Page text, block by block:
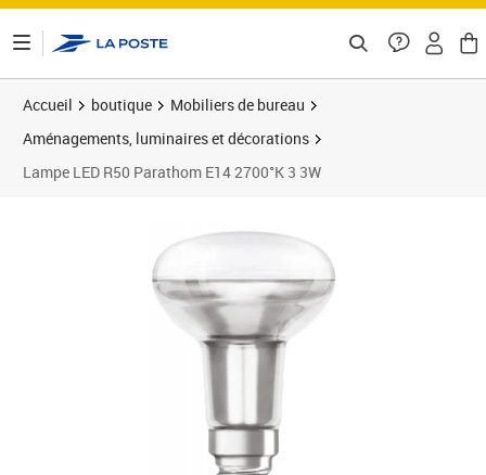
Accueil boutique
Mobiliers de bureau
Aménagements, luminaires et décorations
Lampe LED R50 Parathom E14 2700°K 3 3W